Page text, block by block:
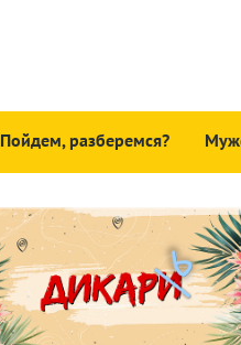
Пойдем, разберемся?